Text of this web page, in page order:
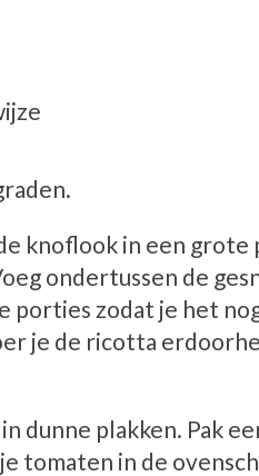
knoflook in een
ondertussen de
porties zodat je het
je de ricotta
dunne plakken. Pak
tomaten in de